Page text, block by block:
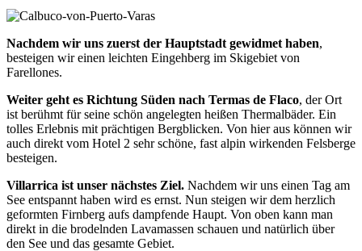
Nachdem wir uns zuerst der Hauptstadt gewidmet haben,
besteigen wir einen leichten Eingehberg im Skigebiet von
Farellones.
Weiter geht es Richtung Süden nach Termas de Flaco, der Ort
ist berühmt für seine schön angelegten heißen Thermalbäder. Ein
tolles Erlebnis mit prächtigen Bergblicken. Von hier aus können wir
auch direkt vom Hotel 2 sehr schöne, fast alpin wirkenden Felsberge
besteigen.
Villarrica ist unser nächstes Ziel. Nachdem wir uns einen Tag am
See entspannt haben wird es ernst. Nun steigen wir dem herzlich
geformten Firnberg aufs dampfende Haupt. Von oben kann man
direkt in die brodelnden Lavamassen schauen und natürlich über
den See und das gesamte Gebiet.